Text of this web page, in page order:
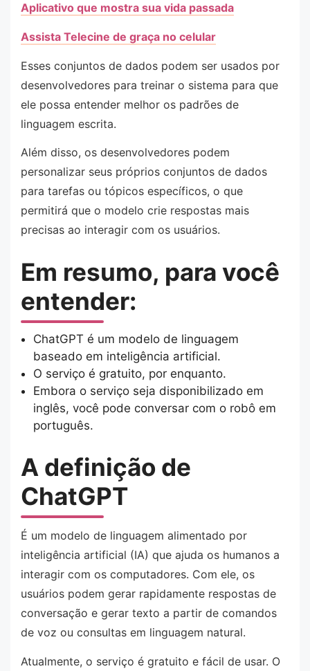
Aplicativo que mostra sua vida passada
Assista Telecine de graça no celular
Esses conjuntos de dados podem ser usados por
desenvolvedores para treinar o sistema para que
ele possa entender melhor os padrões de
linguagem escrita.
Além disso, os desenvolvedores podem
personalizar seus próprios conjuntos de dados
para tarefas ou tópicos específicos, o que
permitirá que o modelo crie respostas mais
precisas ao interagir com os usuários.
Em resumo, para você
entender:
ChatGPT é um modelo de linguagem
baseado em inteligência artificial.
O serviço é gratuito, por enquanto.
Embora o serviço seja disponibilizado em
inglês, você pode conversar com o robô em
português.
A definição de
ChatGPT
É um modelo de linguagem alimentado por
inteligência artificial (IA) que ajuda os humanos a
interagir com os computadores. Com ele, os
usuários podem gerar rapidamente respostas de
conversação e gerar texto a partir de comandos
de voz ou consultas em linguagem natural.
Atualmente, o serviço é gratuito e fácil de usar. O